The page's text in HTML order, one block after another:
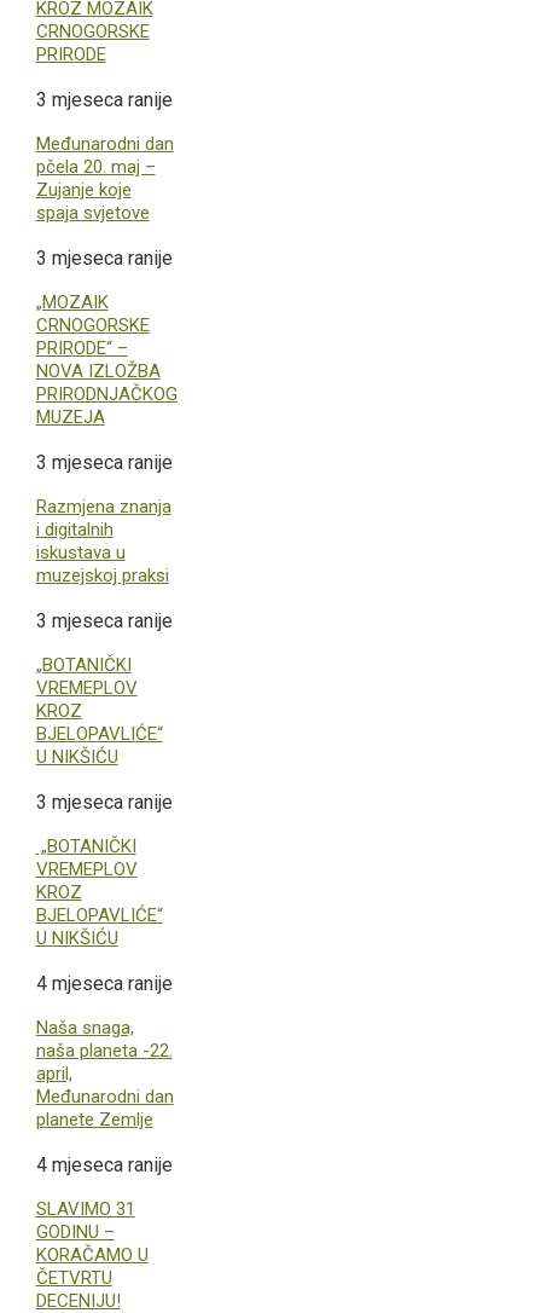
KROZ MOZAIK
CRNOGORSKE
PRIRODE
3 mjeseca ranije
Međunarodni dan
pčela 20. maj –
Zujanje koje
spaja svjetove
3 mjeseca ranije
„MOZAIK
CRNOGORSKE
PRIRODE“ –
NOVA IZLOŽBA
PRIRODNJAČKOG
MUZEJA
3 mjeseca ranije
Razmjena znanja
i digitalnih
iskustava u
muzejskoj praksi
3 mjeseca ranije
„BOTANIČKI
VREMEPLOV
KROZ
BJELOPAVLIĆE“
U NIKŠIĆU
3 mjeseca ranije
„BOTANIČKI
VREMEPLOV
KROZ
BJELOPAVLIĆE“
U NIKŠIĆU
4 mjeseca ranije
Naša snaga,
naša planeta -22.
april,
Međunarodni dan
planete Zemlje
4 mjeseca ranije
SLAVIMO 31
GODINU –
KORAČAMO U
ČETVRTU
DECENIJU!